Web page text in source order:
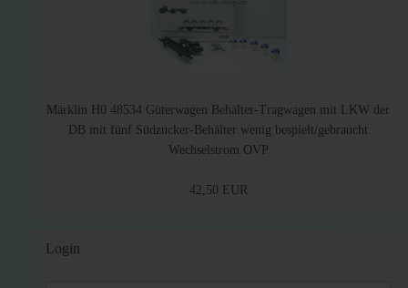
Märklin H0 48534 Güterwagen Behälter-Tragwagen mit LKW der
DB mit fünf Südzucker-Behälter wenig bespielt/gebraucht
Wechselstrom OVP
42,50 EUR
Login